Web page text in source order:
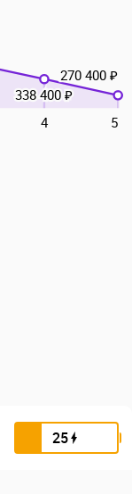
4 5
338 400 ₽
270 400 ₽
25